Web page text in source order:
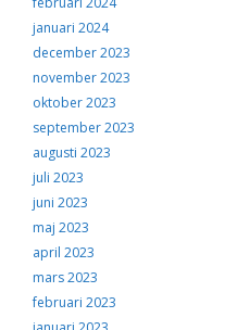
januari 2024
december 2023
november 2023
oktober 2023
september 2023
augusti 2023
juli 2023
juni 2023
maj 2023
april 2023
mars 2023
februari 2023